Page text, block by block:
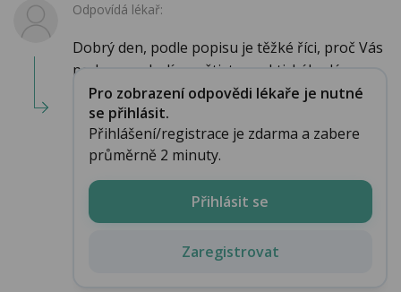
Odpovídá lékař:
Dobrý den, podle popisu je těžké říci, proč Vás
pod prsem bolí, navštivte praktického lé...
Pro zobrazení odpovědi lékaře je nutné
se přihlásit.
Přihlášení/registrace je zdarma a zabere
průměrně 2 minuty.
Přihlásit se
Zaregistrovat